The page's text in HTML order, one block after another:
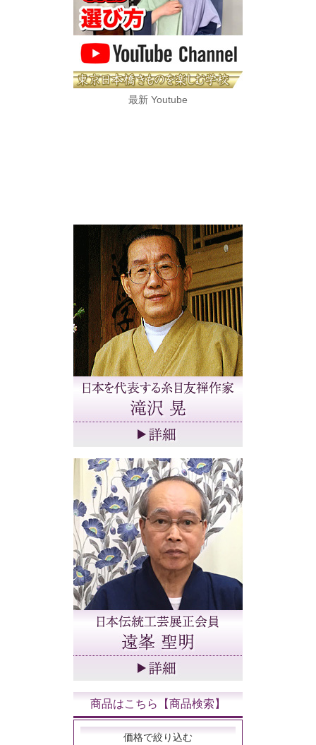
最新 Youtube
商品はこちら【商品検索】
価格で絞り込む